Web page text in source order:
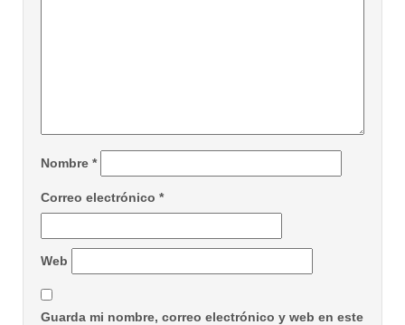
Nombre *
Correo electrónico *
Web
Guarda mi nombre, correo electrónico y web en este